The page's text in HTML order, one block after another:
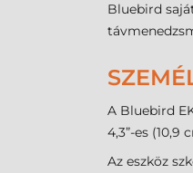
Bluebird
A Bluebird
4,3”-es
Az eszköz